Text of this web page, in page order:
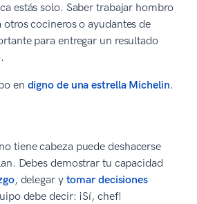
estás solo. Saber trabajar hombro
cocineros o ayudantes de
para entregar un resultado
en digno de una estrella Michelin.
tiene cabeza puede deshacerse
Debes demostrar tu capacidad
, delegar y tomar decisiones
debe decir: ¡Sí, chef!